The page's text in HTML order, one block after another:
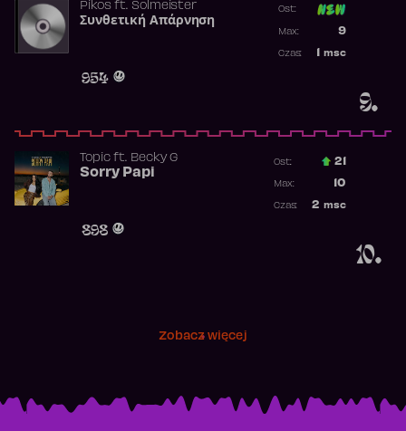
9.
Pikosft. Solmeister
Συνθετική Απάρνηση
954
Ost:
9
Max:
msc
Czas:
10.
Topicft. Becky G
Sorry Papi
898
Ost.: 21
10
Max:
2 msc
Czas:
Zobacz więcej